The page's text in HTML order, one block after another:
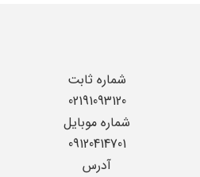
شماره ثابت
02191093120
شماره موبایل
09120414701
آدرس